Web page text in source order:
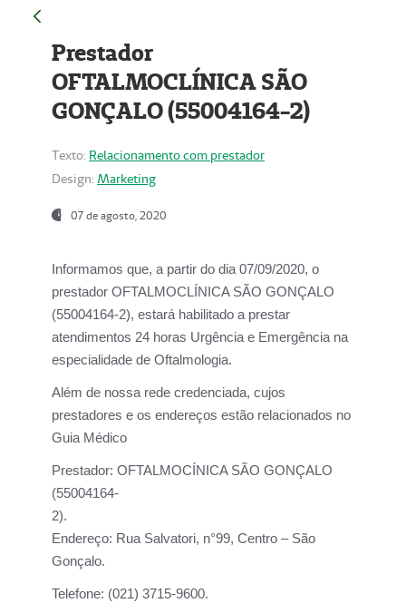
Prestador
OFTALMOCLÍNICA SÃO
GONÇALO (55004164-2)
Texto: Relacionamento com prestador
Design: Marketing
07 de agosto, 2020
Informamos que, a partir do dia07/09/2020, o
prestador OFTALMOCLÍNICA SÃO GONÇALO
(55004164-2), estará habilitado a prestar
atendimentos 24 horas Urgência e Emergência na
especialidade de Oftalmologia.
Além de nossa rede credenciada, cujos
prestadores e os endereços estão relacionados no
Guia Médico
Prestador: OFTALMOCÍNICA SÃO GONÇALO
(55004164-
2).
Endereço: Rua Salvatori, n°99, Centro – São
Gonçalo.
Telefone: (021) 3715-9600.